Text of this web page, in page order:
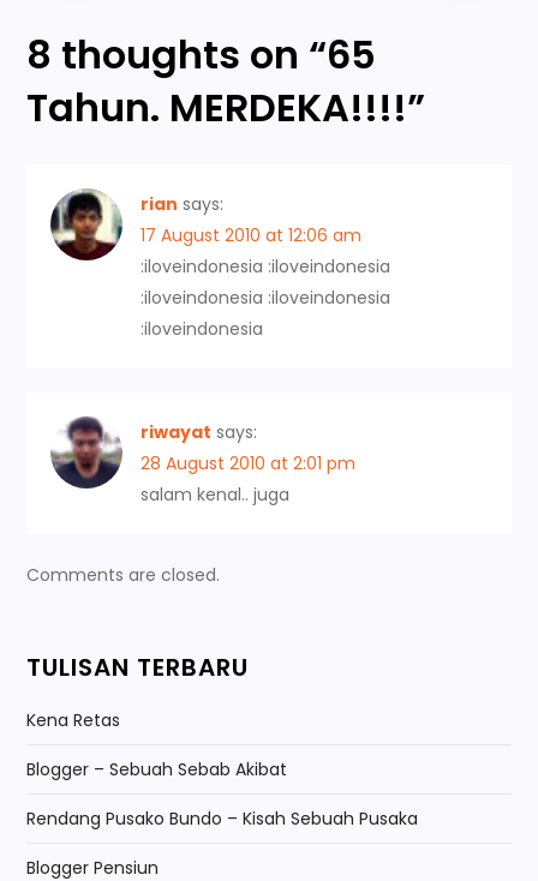
n
a
v
i
i
n
8 thoughts on “65
Tahun. MERDEKA!!!!”
rian says:
17 August 2010 at 12:06 am
:iloveindonesia :iloveindonesia
:iloveindonesia :iloveindonesia
:iloveindonesia
riwayat says:
28 August 2010 at 2:01 pm
salam kenal.. juga
Comments are closed.
TULISAN TERBARU
Kena Retas
Blogger – Sebuah Sebab Akibat
Rendang Pusako Bundo – Kisah Sebuah Pusaka
Blogger Pensiun